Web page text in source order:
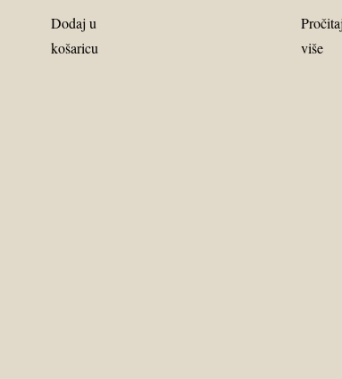
Dodaj u
košaricu
Pročitaj
više